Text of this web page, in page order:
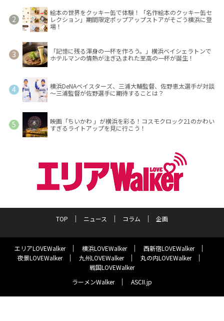
絵本の世界をクッキー缶で体験！「名作絵本のクッキー缶セ
レクション」期間限定ポップアップストアがそごう横浜に登
場！
「記憶に残る渾身の一杯を作ろう。」横浜ベイシェラトンで
ホテルマンの情熱が注ぎ込まれた至高の一杯が誕生！
横浜DeNAベイスターズ、三浦大輔監督、佐野恵太選手が対談
～三浦監督が佐野選手に期待することは？
映画「ちいかわ 」が横浜を彩る！コスモクロック21のかわい
すぎるライトアップを見に行こう！
TOP ニュース コラム 企画
エリアLOVEWalker 横浜LOVEWalker
西新宿LOVEWalker
夜景LOVEWalker
九州LOVEWalker
丸の内LOVEWalker
戦国LOVEWalker
ラーメンWalker
ASCII.jp